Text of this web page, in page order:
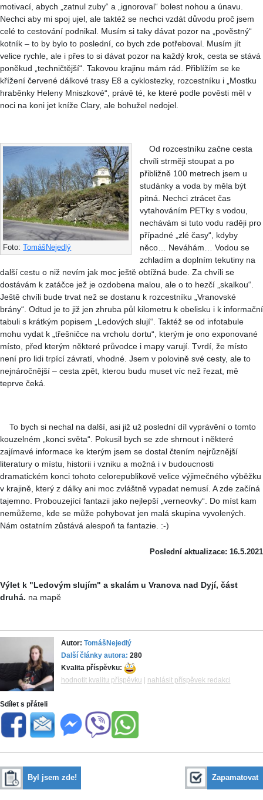
motivací, abych „zatnul zuby“ a „ignoroval“ bolest nohou a únavu.
Nechci aby mi spoj ujel, ale taktéž se nechci vzdát důvodu proč jsem
celé to cestování podnikal. Musím si taky dávat pozor na „pověstný“
kotník – to by bylo to poslední, co bych zde potřeboval. Musím jít
velice rychle, ale i přes to si dávat pozor na každý krok, cesta se stává
poněkud „techničtější“. Takovou krajinu mám rád. Přiblížím se ke
křížení červené dálkové trasy E8 a cyklostezky, rozcestníku i „Mostku
hraběnky Heleny Mniszkové“, právě té, ke které podle pověsti měl v
noci na koni jet kníže Clary, ale bohužel nedojel.
Foto:TomášNejedlý
Od rozcestníku začne cesta
chvíli strměji stoupat a po
přibližně 100 metrech jsem u
studánky a voda by měla být
pitná. Nechci ztrácet čas
vytahováním PETky s vodou,
nechávám si tuto vodu raději pro
případné „zlé časy“, kdyby
něco… Neváhám… Vodou se
zchladím a doplním tekutiny na
další cestu o niž nevím jak moc ještě obtížná bude. Za chvíli se
dostávám k zatáčce jež je ozdobena malou, ale o to hezčí „skalkou“.
Ještě chvíli bude trvat než se dostanu k rozcestníku „Vranovské
brány“. Odtud je to již jen zhruba půl kilometru k obelisku i k informační
tabuli s krátkým popisem „Ledových slují“. Taktéž se od infotabule
mohu vydat k „třešničce na vrcholu dortu“, kterým je ono exponované
místo, před kterým některé průvodce i mapy varují. Tvrdí, že místo
není pro lidi trpící závratí, vhodné. Jsem v polovině své cesty, ale to
nejnáročnější – cesta zpět, kterou budu muset víc než řezat, mě
teprve čeká.
To bych si nechal na další, asi již už poslední díl vyprávění o tomto
kouzelném „konci světa“. Pokusil bych se zde shrnout i některé
zajímavé informace ke kterým jsem se dostal čtením nejrůznější
literatury o místu, historii i vzniku a možná i v budoucnosti
dramatickém konci tohoto celorepublikově velice výjimečného výběžku
v krajině, který z dálky ani moc zvláštně vypadat nemusí. A zde začíná
tajemno. Probouzející fantazii jako nejlepší „verneovky“. Do míst kam
nemůžeme, kde se může pohybovat jen malá skupina vyvolených.
Nám ostatním zůstává alespoň ta fantazie. :-)
Poslední aktualizace: 16.5.2021
Výlet k "Ledovým slujím" a skalám u Vranova nad Dyjí, část
druhá. na mapě
Autor: TomášNejedlý
Další články autora: 280
Kvalita příspěvku:
hodnotit kvalitu příspěvku
nahlásit příspěvek redakci
Sdílet s přáteli
Byl jsem zde! Zapamatovat